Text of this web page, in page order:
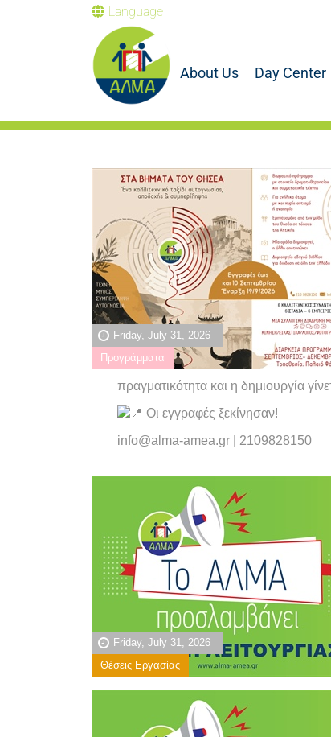
Language
About Us Day Center
Friday, July 31, 2026
Προγράμματα
πραγματικότητα και η δημιουργία
Οι εγγραφές ξεκίνησαν!
info@alma-amea.gr | 2109828150
Friday, July 31, 2026
Θέσεις Εργασίας